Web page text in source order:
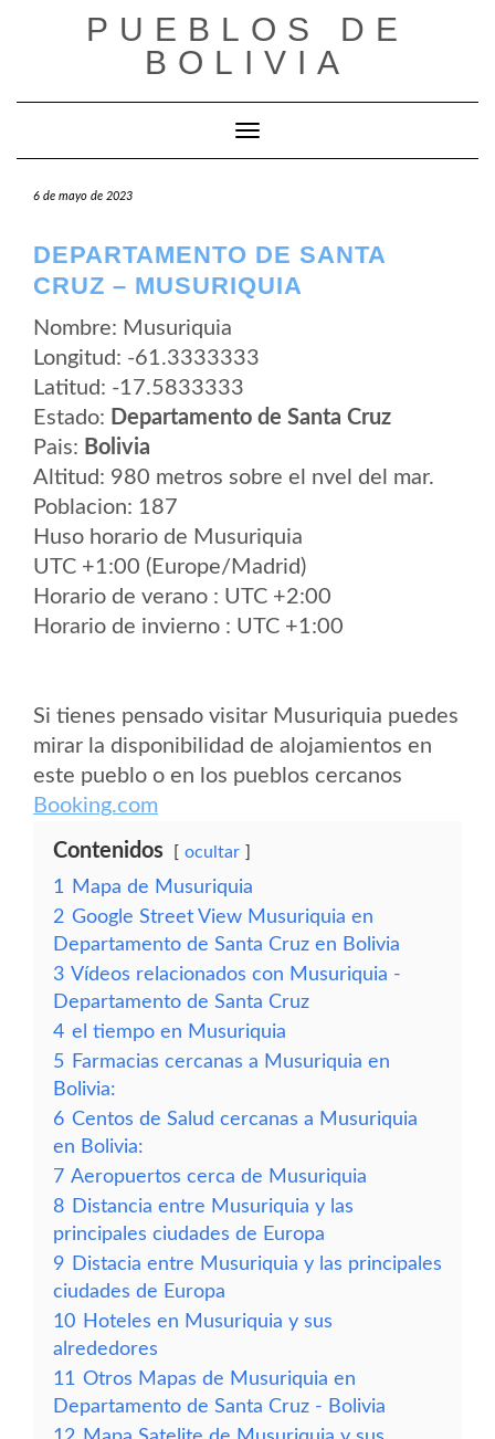
PUEBLOS DE
BOLIVIA
Cambiar modo de navegación
6 de mayo de 2023
DEPARTAMENTO DE SANTA
CRUZ – MUSURIQUIA
Nombre: Musuriquia
Longitud: -61.3333333
Latitud: -17.5833333
Estado: Departamento de Santa Cruz
Pais: Bolivia
Altitud: 980 metros sobre el nvel del mar.
Poblacion: 187
Huso horario de Musuriquia
UTC +1:00 (Europe/Madrid)
Horario de verano : UTC +2:00
Horario de invierno : UTC +1:00
Si tienes pensado visitar Musuriquia puedes
mirar la disponibilidad de alojamientos en
este pueblo o en los pueblos cercanos
Booking.com
Contenidos ocultar
1
Mapa de Musuriquia
2 Google Street View Musuriquia en
Departamento de Santa Cruz en Bolivia
3 Vídeos relacionados con Musuriquia -
Departamento de Santa Cruz
4 el tiempo en Musuriquia
5 Farmacias cercanas a Musuriquia en
Bolivia:
6 Centos de Salud cercanas a Musuriquia
en Bolivia:
7 Aeropuertos cerca de Musuriquia
8 Distancia entre Musuriquia y las
principales ciudades de Europa
9 Distacia entre Musuriquia y las principales
ciudades de Europa
10 Hoteles en Musuriquia y sus
alrededores
11 Otros Mapas de Musuriquia en
Departamento de Santa Cruz - Bolivia